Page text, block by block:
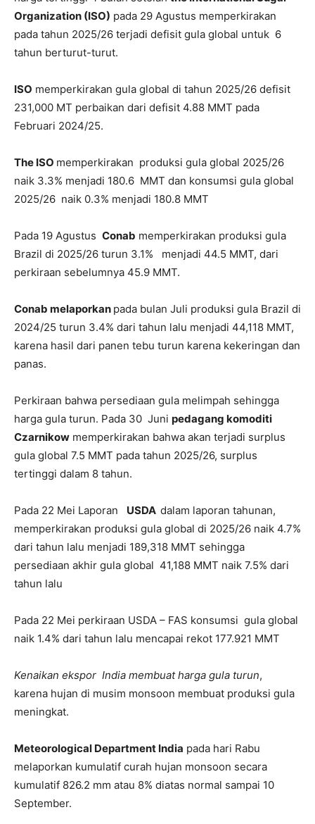
Organization (ISO) pada 29 Agustus memperkirakan
pada tahun 2025/26 terjadi defisit gula global untuk 6
tahun berturut-turut.
ISO memperkirakan gula global di tahun 2025/26 defisit
231,000 MT perbaikan dari defisit 4.88 MMT pada
Februari 2024/25.
The ISO memperkirakan produksi gula global 2025/26
naik 3.3% menjadi 180.6 MMT dan konsumsi gula global
2025/26 naik 0.3% menjadi 180.8 MMT
Pada 19 Agustus Conab memperkirakan produksi gula
Brazil di 2025/26 turun 3.1% menjadi 44.5 MMT, dari
perkiraan sebelumnya 45.9 MMT.
Conab melaporkan pada bulan Juli produksi gula Brazil di
2024/25 turun 3.4% dari tahun lalu menjadi 44,118 MMT,
karena hasil dari panen tebu turun karena kekeringan dan
panas.
Perkiraan bahwa persediaan gula melimpah sehingga
harga gula turun. Pada 30 Juni pedagang komoditi
Czarnikow memperkirakan bahwa akan terjadi surplus
gula global 7.5 MMT pada tahun 2025/26, surplus
tertinggi dalam 8 tahun.
Pada 22 Mei Laporan USDA dalam laporan tahunan,
memperkirakan produksi gula global di 2025/26 naik 4.7%
dari tahun lalu menjadi 189,318 MMT sehingga
persediaan akhir gula global 41,188 MMT naik 7.5% dari
tahun lalu
Pada 22 Mei perkiraan USDA – FAS konsumsi gula global
naik 1.4% dari tahun lalu mencapai rekot 177.921 MMT
Kenaikan ekspor India membuat harga gula turun,
karena hujan di musim monsoon membuat produksi gula
meningkat.
Meteorological Department India pada hari Rabu
melaporkan kumulatif curah hujan monsoon secara
kumulatif 826.2 mm atau 8% diatas normal sampai 10
September.